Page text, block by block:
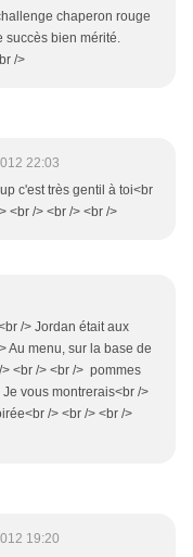
chaperon rouge
succès bien mérité.
/>
22:03
c'est très gentil à toi<br
<br /> <br /> <br />
/> Jordan était aux
Au menu, sur la base de
<br /> <br /> pommes
vous montrerais<br />
/> <br /> <br />
19:20